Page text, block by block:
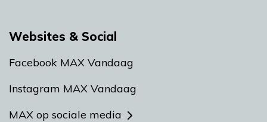
Websites & Social
Facebook MAX Vandaag
Instagram MAX Vandaag
MAX op sociale media